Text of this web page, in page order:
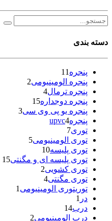
دسته بندی
پنجره 11
پنجره الومینیومی2
پنجره ترمال4
پنجره دوجداره15
پنجره یو پی وی سی3
پنجرهupvc4
توری7
توری الومینیومی5
توری پلیسه10
توری پلیسه ای و مگنتی15
توری کشویی2
توری مگنتی4
توریتوری الومینیومی 1
در 1
درب14
درب الومینیومی2